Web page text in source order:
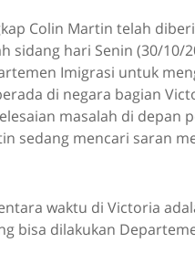
Colin Martin telah
sidang hari Senin (30/10/
Imigrasi untuk
di negara bagian
masalah di depan
sedang mencari saran
waktu di Victoria
bisa dilakukan